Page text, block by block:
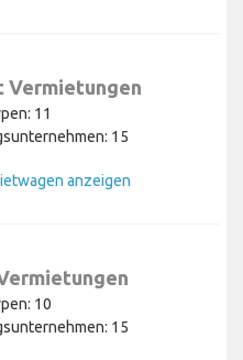
Vermietungen
11
15
anzeigen
10
15